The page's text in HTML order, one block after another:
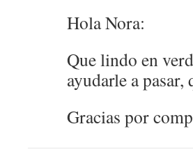
Hola Nora:
Que lindo en
ayudarle a pasar,
Gracias por